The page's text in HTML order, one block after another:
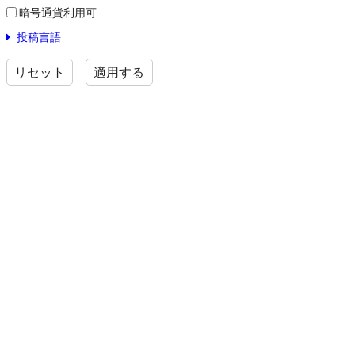
暗号通貨利用可
投稿言語
リセット 適用する